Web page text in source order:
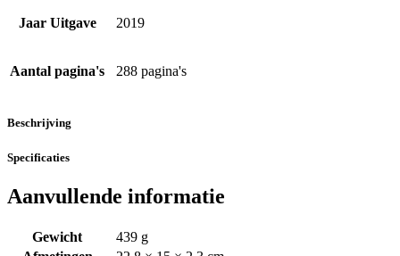
Jaar Uitgave 2019
Aantal pagina's 288 pagina's
Beschrijving
Specificaties
Aanvullende informatie
Gewicht
439 g